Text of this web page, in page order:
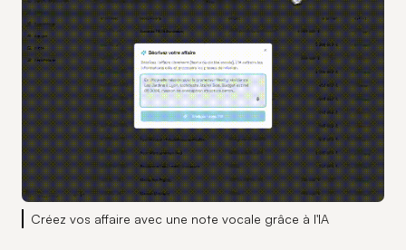
Créez vos affaire avec une note vocale grâce à l'IA